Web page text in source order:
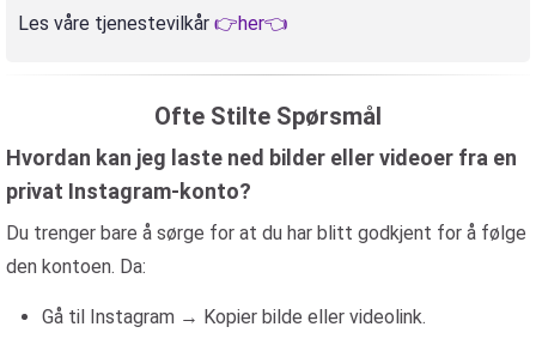
Les våre tjenestevilkår 👉her👈
Ofte Stilte Spørsmål
Hvordan kan jeg laste ned bilder eller videoer fra en
privat Instagram-konto?
Du trenger bare å sørge for at du har blitt godkjent for å følge
den kontoen. Da:
Gå til Instagram → Kopier bilde eller videolink.